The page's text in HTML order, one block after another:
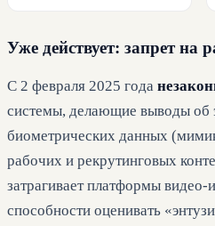
Уже действует: запрет на
С 2 февраля 2025 года
системы, делающие выводы об
биометрических данных
рабочих и рекрутинговых
затрагивает платформы
способности оценивать